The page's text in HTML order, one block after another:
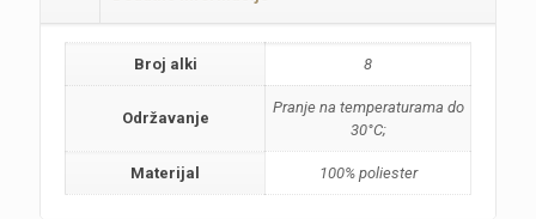
Broj alki 8
Održavanje
Pranje na temperaturama do
30°C;
Materijal 100% poliester